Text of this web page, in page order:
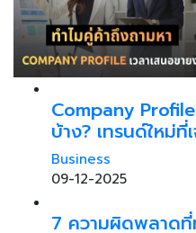
Company
บ้าง? เทรนด์ใหม่ที่
Business
09-12-2025
7 ความผิดพลาดที่